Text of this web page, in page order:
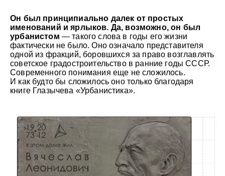
Он был принципиально далек от простых
именований и ярлыков. Да, возможно, он был
урбанистом — такого слова в годы его жизни
фактически не было. Оно означало представителя
одной из фракций, боровшихся за право возглавлять
советское градостроительство в ранние годы СССР.
Современного понимания еще не сложилось.
И как будто бы сложилось оно только благодаря
книге Глазычева «Урбанистика».